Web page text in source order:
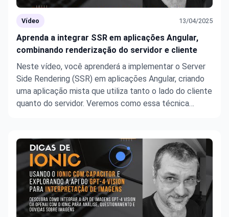
Vídeo 13/04/2025
Aprenda a integrar SSR em aplicações Angular,
combinando renderização do servidor e cliente
Neste vídeo, você aprenderá a implementar o Server
Side Rendering (SSR) em aplicações Angular, criando
uma aplicação mista que utiliza tanto o lado do cliente
quanto do servidor. Veremos como essa técnica
capacidade de Web ...